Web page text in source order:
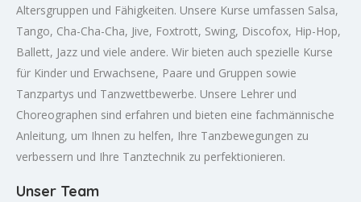
Altersgruppen und Fähigkeiten. Unsere Kurse umfassen Salsa,
Tango, Cha-Cha-Cha, Jive, Foxtrott, Swing, Discofox, Hip-Hop,
Ballett, Jazz und viele andere. Wir bieten auch spezielle Kurse
für Kinder und Erwachsene, Paare und Gruppen sowie
Tanzpartys und Tanzwettbewerbe. Unsere Lehrer und
Choreographen sind erfahren und bieten eine fachmännische
Anleitung, um Ihnen zu helfen, Ihre Tanzbewegungen zu
verbessern und Ihre Tanztechnik zu perfektionieren.
Unser Team